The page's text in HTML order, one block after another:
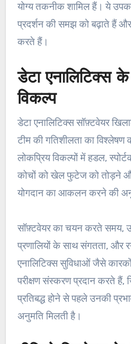
योग्य तकनीक शामिल हैं। ये
प्रदर्शन की समझ को बढ़ाते हैं
करते हैं।
डेटा एनालिटिक्स
विकल्प
डेटा एनालिटिक्स सॉफ़्टवेयर
टीम की गतिशीलता का विश्लेषण
लोकप्रिय विकल्पों में हडल,
कोचों को खेल फुटेज को तोड़ने
योगदान का आकलन करने की
सॉफ़्टवेयर का चयन करते समय,
प्रणालियों के साथ संगतता, और
एनालिटिक्स सुविधाओं जैसे
परीक्षण संस्करण प्रदान करते हैं,
प्रतिबद्ध होने से पहले उनकी
अनुमति मिलती है।